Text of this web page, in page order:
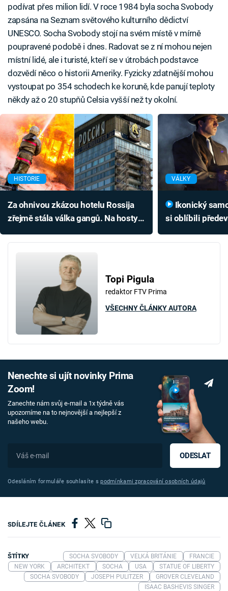
podívat přes milion lidí. V roce 1984 byla socha Svobody
zapsána na Seznam světového kulturního dědictví
UNESCO. Socha Svobody stojí na svém místě v mírně
poupravené podobě i dnes. Radovat se z ní mohou nejen
místní lidé, ale i turisté, kteří se v útrobách podstavce
dozvědí něco o historii Ameriky. Fyzicky zdatnější mohou
vystoupat po 354 schodech ke koruně, kde panují teploty
někdy až o 20 stupňů Celsia vyšší než ty okolní.
HISTORIE
Za ohnivou zkázou hotelu Rossija
zřejmě stála válka gangů. Na hosty
VÁLKY
si oblíbili
Topi Pigula
redaktor FTV Prima
VŠECHNY ČLÁNKY AUTORA
Nenechte si ujít novinky Prima
Zoom!
Zanechte nám svůj e-mail a 1x týdně vás
upozorníme na to nejnovější a nejlepší z
našeho webu.
ODESLAT
Odesláním formuláře souhlasíte spodmínkami zpracování osobních údajů
SDÍLEJTE ČLÁNEK
ŠTÍTKY SOCHA SVOBODY VELKÁ BRITÁNIE
FRANCIE
NEW YORK
ARCHITEKT SOCHA USA
STATUE OF LIBERTY
SOCHA SVOBODY
JOSEPH PULITZER
GROVER CLEVELAND
ISAAC BASHEVIS SINGER